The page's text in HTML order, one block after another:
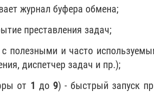
журнал буфера обмена;
преставления задач;
полезными и часто
диспетчер задач и пр.);
от 1 до 9) - быстрый запуск